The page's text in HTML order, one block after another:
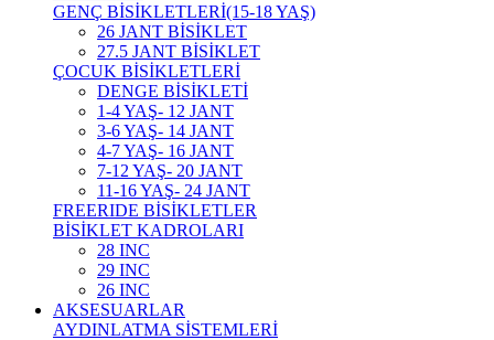
GENÇ BİSİKLETLERİ(15-18 YAŞ)
26 JANT BİSİKLET
27.5 JANT BİSİKLET
ÇOCUK BİSİKLETLERİ
DENGE BİSİKLETİ
1-4 YAŞ- 12 JANT
3-6 YAŞ- 14 JANT
4-7 YAŞ- 16 JANT
7-12 YAŞ- 20 JANT
11-16 YAŞ- 24 JANT
FREERIDE BİSİKLETLER
BİSİKLET KADROLARI
28 INC
29 INC
26 INC
AKSESUARLAR
AYDINLATMA SİSTEMLERİ